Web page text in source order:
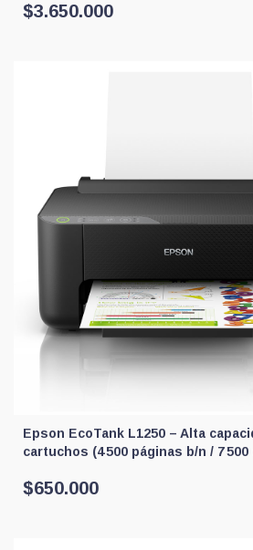
$3.650.000
Epson EcoTank L1250 – Alta
cartuchos (4 500 páginas b/n / 7 500
$650.000